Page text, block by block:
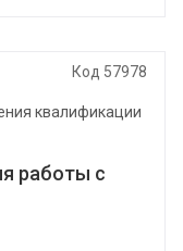
Код 57978
квалификации
работы с